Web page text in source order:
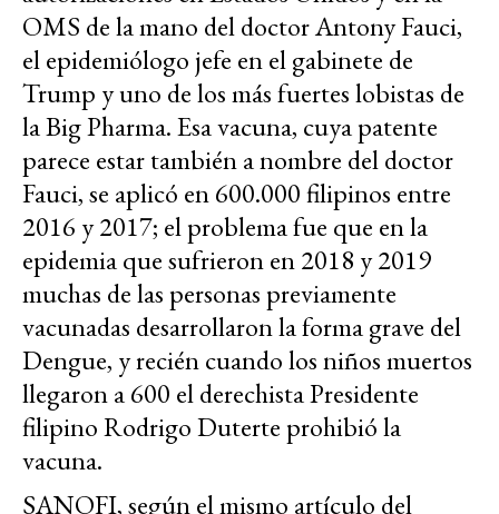
OMS de la mano del doctor Antony Fauci,
el epidemiólogo jefe en el gabinete de
Trump y uno de los más fuertes lobistas de
la Big Pharma. Esa vacuna, cuya patente
parece estar también a nombre del doctor
Fauci, se aplicó en 600.000 filipinos entre
2016 y 2017; el problema fue que en la
epidemia que sufrieron en 2018 y 2019
muchas de las personas previamente
vacunadas desarrollaron la forma grave del
Dengue, y recién cuando los niños muertos
llegaron a 600 el derechista Presidente
filipino Rodrigo Duterte prohibió la
vacuna.
SANOFI, según el mismo artículo del